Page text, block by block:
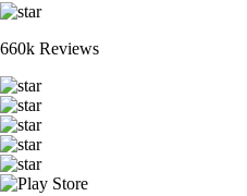
660k Reviews